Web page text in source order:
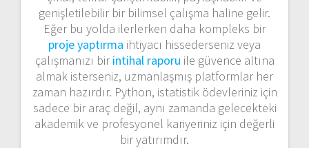
genişletilebilir bir bilimsel çalışma haline gelir.
Eğer bu yolda ilerlerken daha kompleks bir
proje yaptırma ihtiyacı hissederseniz veya
çalışmanızı birintihal raporu ile güvence altına
almak isterseniz, uzmanlaşmış platformlar her
zaman hazırdır. Python, istatistik ödevleriniz için
sadece bir araç değil, aynı zamanda gelecekteki
akademik ve profesyonel kariyeriniz için değerli
bir yatırımdır.